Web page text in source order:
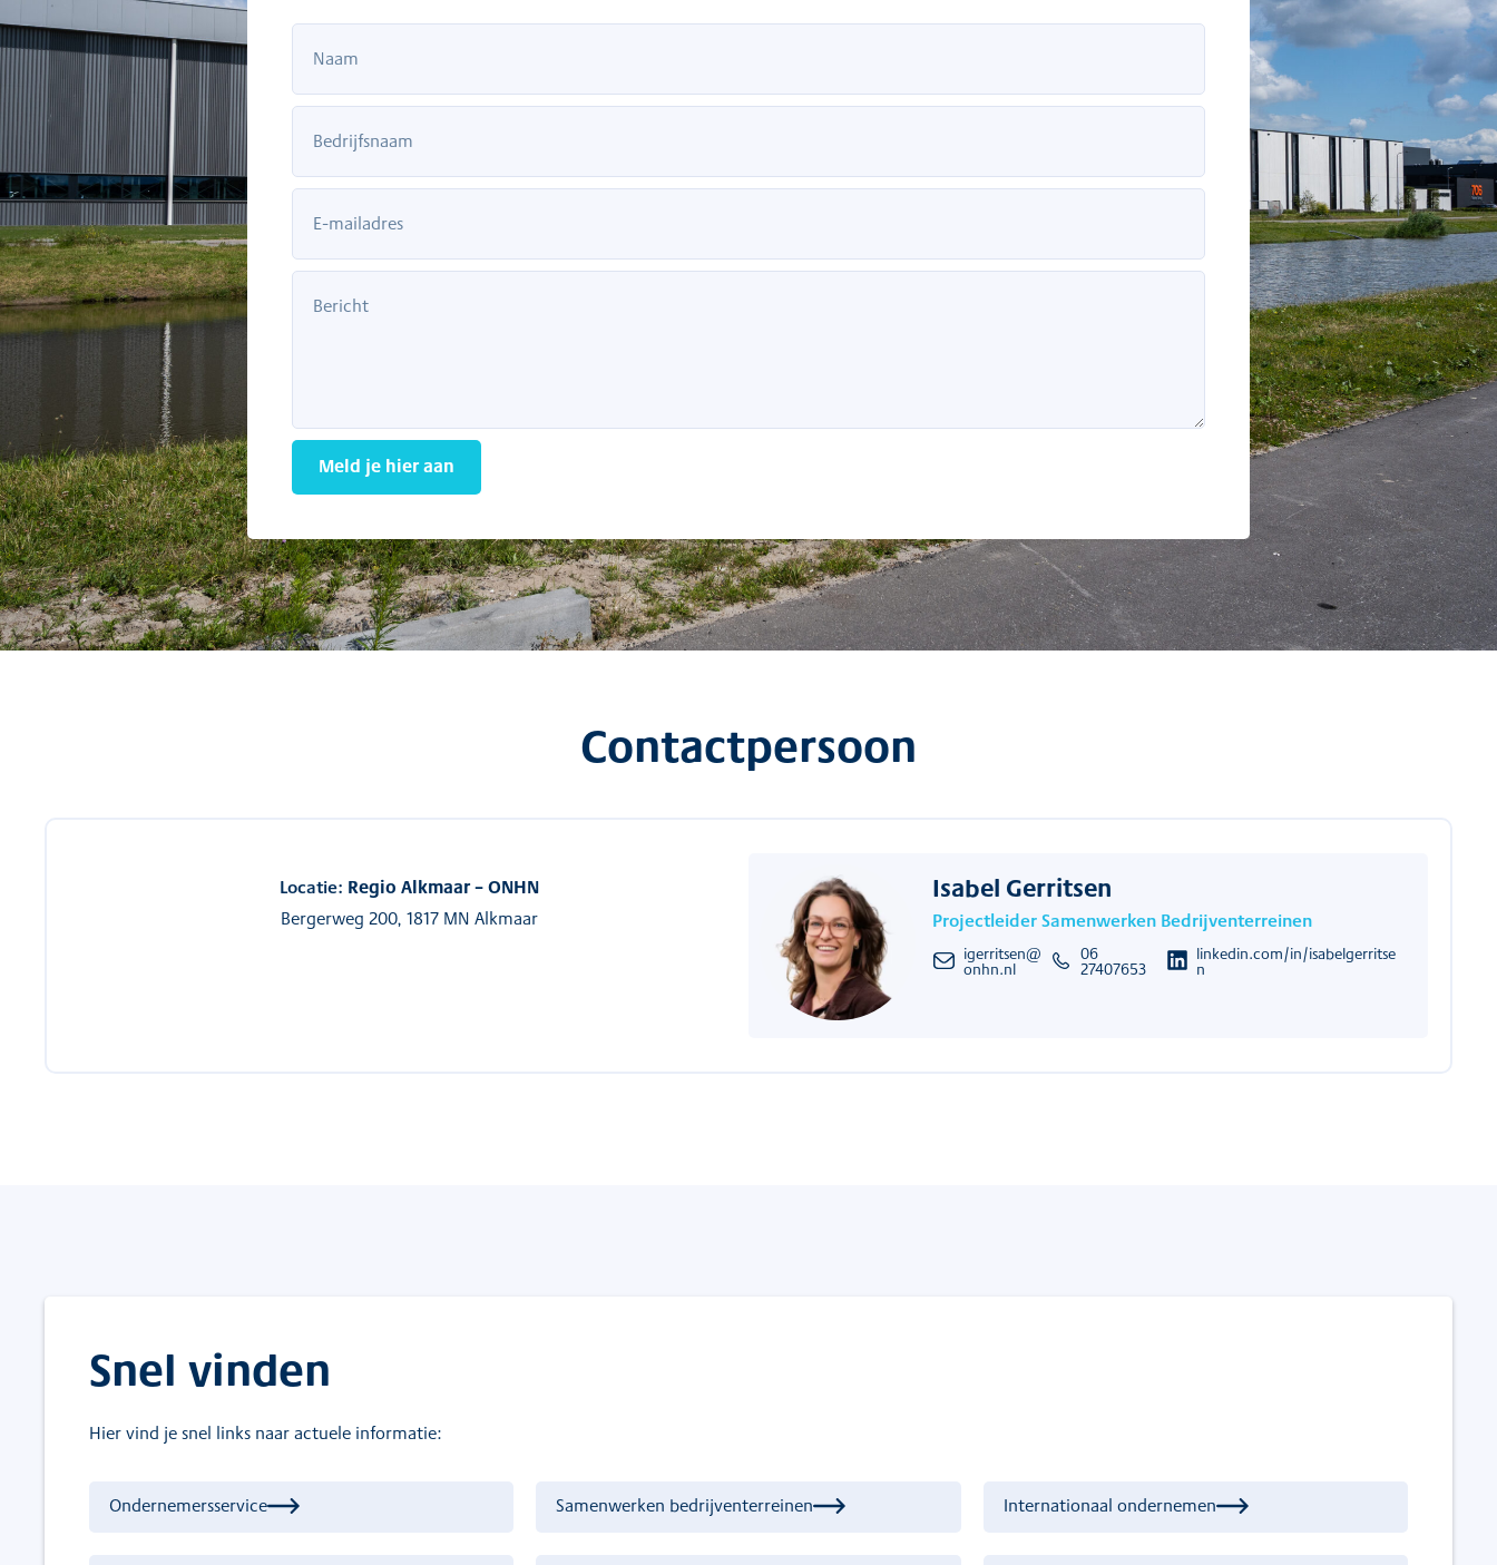
Meld je hier aan
Contactpersoon
Locatie: Regio Alkmaar – ONHN
Bergerweg 200, 1817 MN Alkmaar
Isabel Gerritsen
Projectleider Samenwerken Bedrijventerreinen
igerritsen@
onhn.nl
06
27407653
linkedin.com/in/isabelgerritse
n
Snel vinden
Hier vind je snel links naar actuele informatie:
Ondernemersservice Samenwerken bedrijventerreinen Internationaal ondernemen